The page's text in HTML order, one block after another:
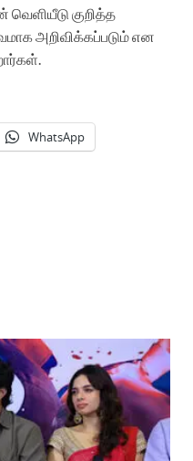
வெளியீடு குறித்த
அறிவிக்கப்படும்என
WhatsApp